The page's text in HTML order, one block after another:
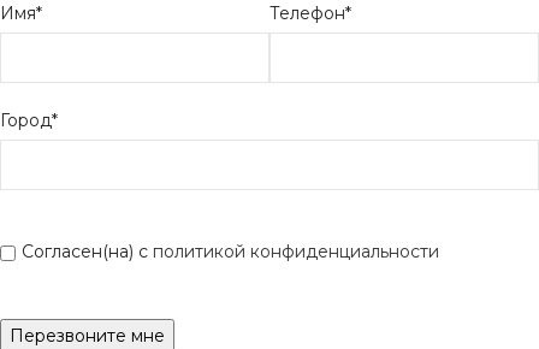
Имя* Телефон*
Город*
Согласен(на) с политикой конфиденциальности